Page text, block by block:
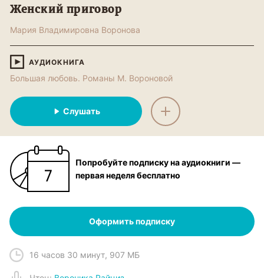
Женский приговор
Мария Владимировна Воронова
АУДИОКНИГА
Большая любовь. Романы М. Вороновой
Слушать
Попробуйте подписку на аудиокниги —
первая неделя бесплатно
Оформить подписку
16 часов 30 минут, 907 МБ